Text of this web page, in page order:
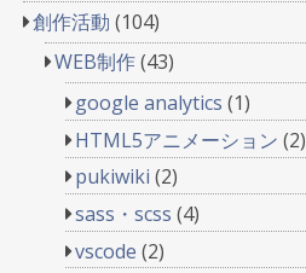
創作活動 (104)
WEB制作(43)
google analytics (1)
HTML5アニメーション (2)
pukiwiki (2)
sass・scss (4)
vscode (2)